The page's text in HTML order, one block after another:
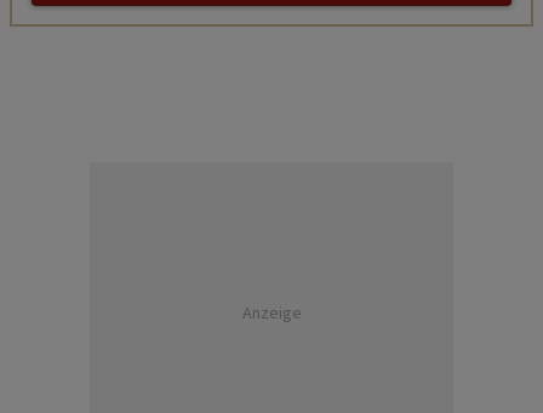
Anzeige